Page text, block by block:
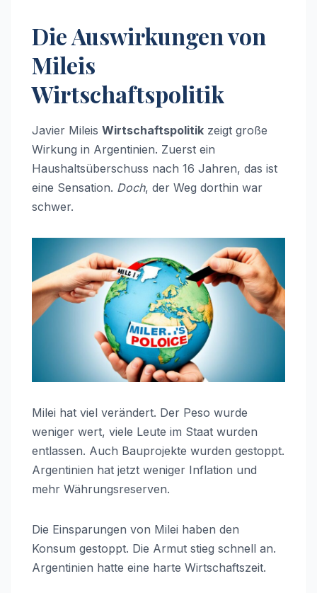
Die Auswirkungen von
Mileis
Wirtschaftspolitik
Javier Mileis Wirtschaftspolitik zeigt große
Wirkung in Argentinien. Zuerst ein
Haushaltsüberschuss nach 16 Jahren, das ist
eine Sensation. Doch, der Weg dorthin war
schwer.
Milei hat viel verändert. Der Peso wurde
weniger wert, viele Leute im Staat wurden
entlassen. Auch Bauprojekte wurden gestoppt.
Argentinien hat jetzt weniger Inflation und
mehr Währungsreserven.
Die Einsparungen von Milei haben den
Konsum gestoppt. Die Armut stieg schnell an.
Argentinien hatte eine harte Wirtschaftszeit.